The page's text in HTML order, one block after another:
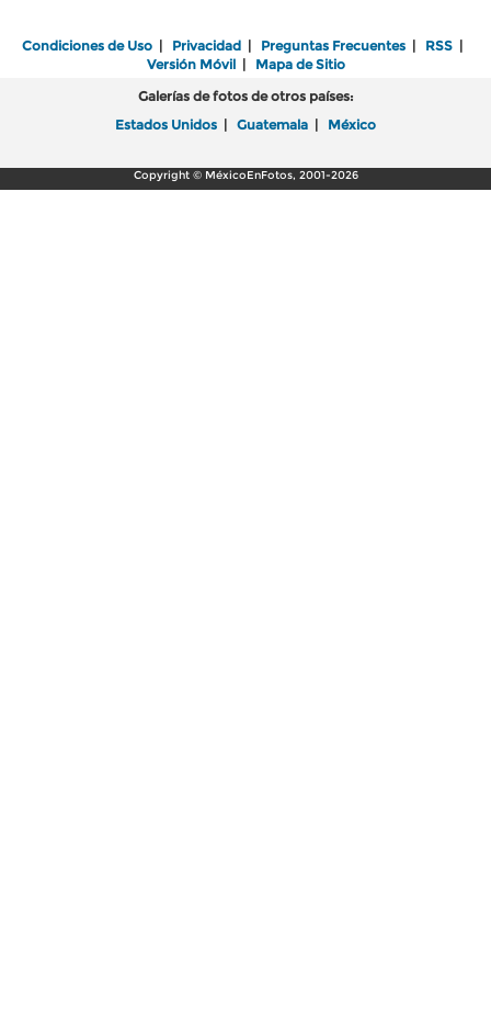
Condiciones de Uso | Privacidad | Preguntas Frecuentes | RSS |
Versión Móvil| Mapa de Sitio
Galerías de fotos de otros países:
Estados Unidos | Guatemala | México
Copyright © MéxicoEnFotos, 2001-2026